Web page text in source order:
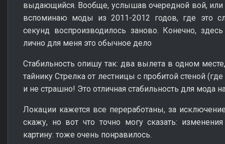
выдающийся. Вообще, услышав очередной вой, или
вспоминаю моды из 2011-2012 годов, где это
секунд воспроизводилось заново. Конечно,
лично для меня это обычное дело
Стабильность опишу так: два вылета в одном
тайнику Стрелка от лестницы с пробитой стеной
и не страшно! Это отличная стабильность для мода
Локации кажется все переработаны, за
скажу, но вот что точно могу сказать:
картину: тоже очень понравилось.